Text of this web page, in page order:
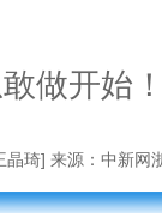
做开始
晶琦] 来源：中新网